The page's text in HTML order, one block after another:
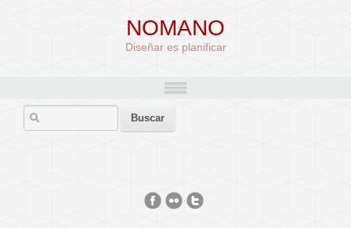
NOMANO
Diseñar es planificar